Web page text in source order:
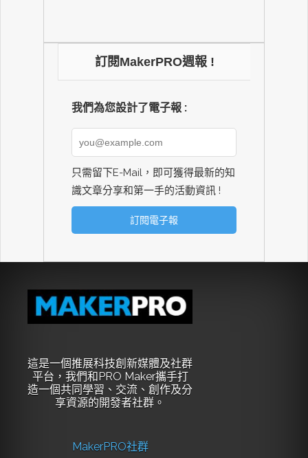
訂閱MakerPRO週報 !
我們為您設計了電子報 :
只需留下E-Mail，即可獲得最新的知
識文章分享和第一手的活動資訊 !
這是一個推展科技創新媒體及社群
平台，我們和PRO Maker攜手打
造一個共同學習、交流、創作及分
享資源的開發者社群。
MakerPRO社群